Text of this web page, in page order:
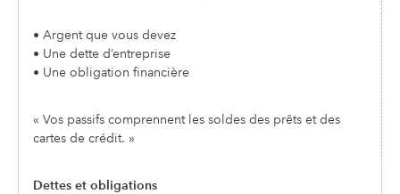
• Argent que vous devez
• Une dette d’entreprise
• Une obligation financière
« Vos passifs comprennent les soldes des prêts et des
cartes de crédit. »
Dettes et obligations